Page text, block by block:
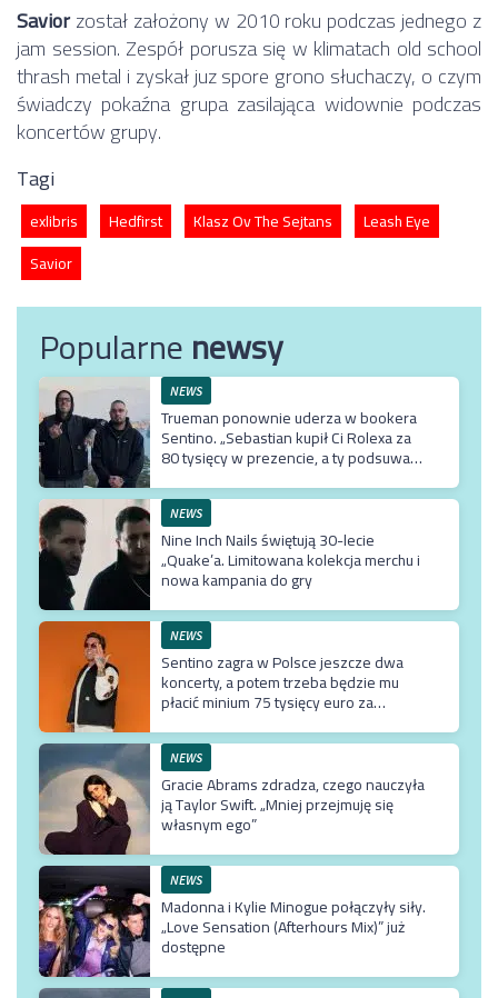
Saviorzostał założony w 2010 roku podczas jednego z
jam session. Zespół porusza się w klimatach old school
thrash metal i zyskał juz spore grono słuchaczy, o czym
świadczy pokaźna grupa zasilająca widownie podczas
koncertów grupy.
Tagi
exlibris Hedfirst Klasz Ov The Sejtans
Leash Eye
Savior
Popularnenewsy
NEWS
Trueman ponownie uderza w bookera
Sentino. „Sebastian kupił Ci Rolexa za
80 tysięcy w prezencie, a ty podsuwasz
NEWS
Nine Inch Nails świętują 30-lecie
„Quake’a. Limitowana kolekcja merchu i
nowa kampania do gry
NEWS
Sentino zagra w Polsce jeszcze dwa
koncerty, a potem trzeba będzie mu
płacić minium 75 tysięcy euro za
NEWS
Gracie Abrams zdradza, czego nauczyła
ją Taylor Swift. „Mniej przejmuję się
własnym ego”
NEWS
Madonna i Kylie Minogue połączyły siły.
„Love Sensation (Afterhours Mix)” już
dostępne